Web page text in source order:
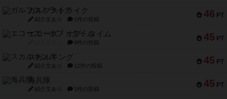
46 PT
ガルフストライク
紹介文あり 1件の投稿
45 PT
エコーズ・オブ・タイム
8件の投稿
45 PT
スカルキング
紹介文あり 12件の投稿
45 PT
海兵隊
紹介文あり 1件の投稿